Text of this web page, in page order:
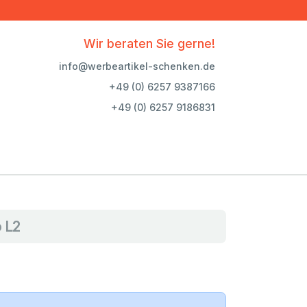
Wir beraten Sie gerne!
info@werbeartikel-schenken.de
+49 (0) 6257 9387166
+49 (0) 6257 9186831
L2